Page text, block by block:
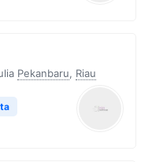
Pekanbaru, Riau